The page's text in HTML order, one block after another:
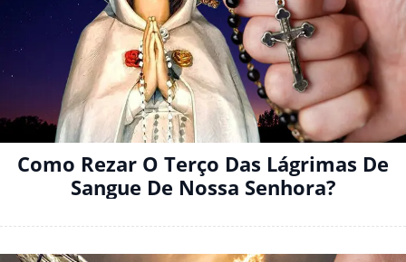
Como Rezar O Terço Das Lágrimas De
Sangue De Nossa Senhora?